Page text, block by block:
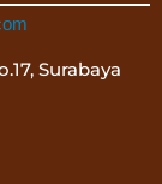
Surabaya